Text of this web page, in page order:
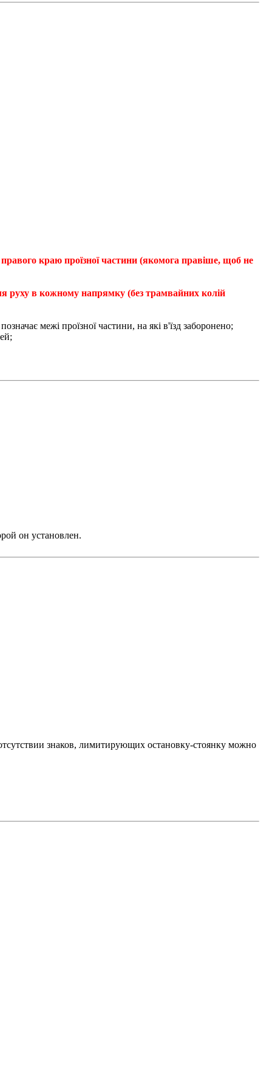
правого краю проїзної частини (якомога правіше, щоб не
руху в кожному напрямку (без трамвайних колій
межі проїзної частини, на які в'їзд заборонено;
он установлен.
знаков, лимитирующих остановку-стоянку можно